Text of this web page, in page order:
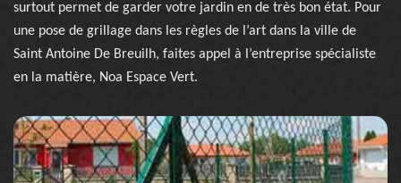
surtout permet de garder votre jardin en de très bon état. Pour
une pose de grillage dans les règles de l’art dans la ville de
Saint Antoine De Breuilh, faites appel à l’entreprise spécialiste
en la matière, Noa Espace Vert.